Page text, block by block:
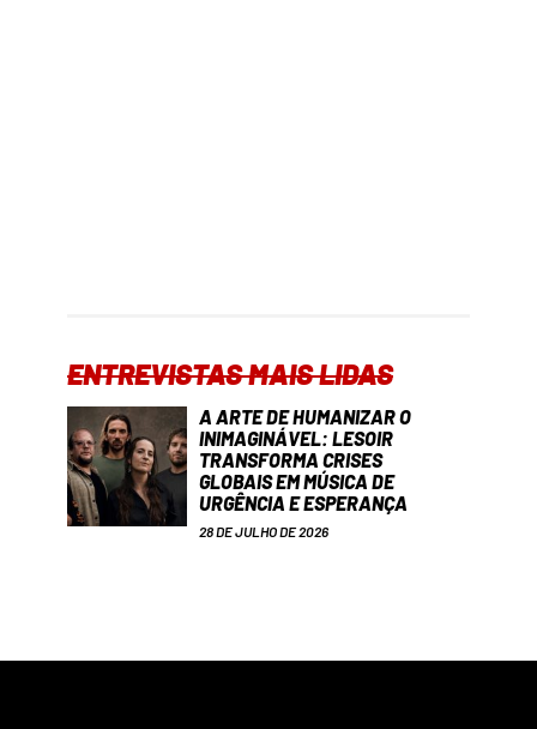
ENTREVISTAS MAIS LIDAS
A ARTE DE HUMANIZAR O
INIMAGINÁVEL: LESOIR
TRANSFORMA CRISES
GLOBAIS EM MÚSICA DE
URGÊNCIA E ESPERANÇA
28 DE JULHO DE 2026